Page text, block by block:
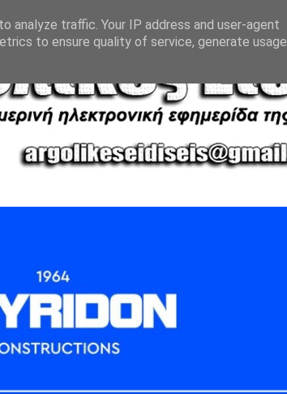
analyze traffic. Your IP address and user-agent
to ensure quality of service, generate usage